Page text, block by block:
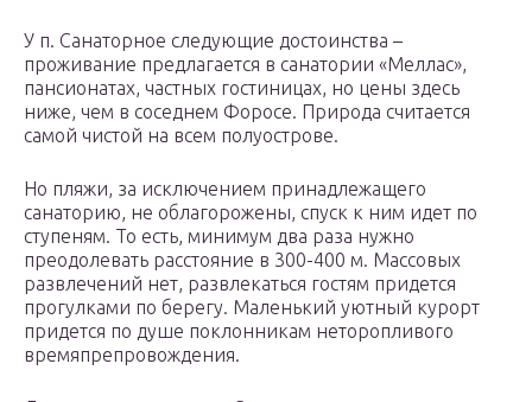
У п. Санаторное следующие достоинства –
проживание предлагается в санатории «Меллас»,
пансионатах, частных гостиницах, но цены здесь
ниже, чем в соседнем Форосе. Природа считается
самой чистой на всем полуострове.
Но пляжи, за исключением принадлежащего
санаторию, не облагорожены, спуск к ним идет по
ступеням. То есть, минимум два раза нужно
преодолевать расстояние в 300-400 м. Массовых
развлечений нет, развлекаться гостям придется
прогулками по берегу. Маленький уютный курорт
придется по душе поклонникам неторопливого
времяпрепровождения.